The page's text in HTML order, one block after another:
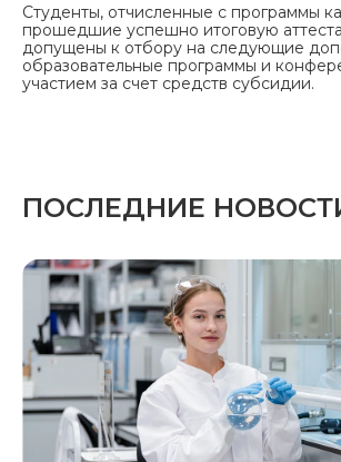
Студенты, отчисленные с программы
прошедшие успешно итоговую
допущены к отбору на следующие
образовательные программы и
участием за счет средств субсидии.⁠
ПОСЛЕДНИЕ